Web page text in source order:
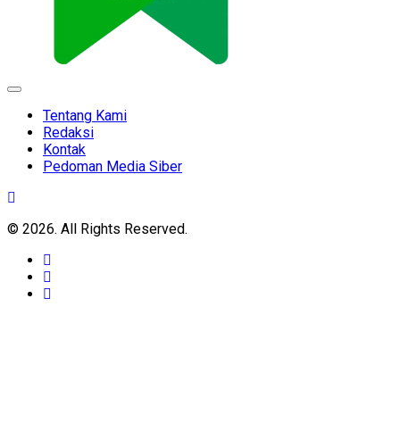
Expand
Tentang Kami
Redaksi
Kontak
Pedoman Media Siber
© 2026. All Rights Reserved.